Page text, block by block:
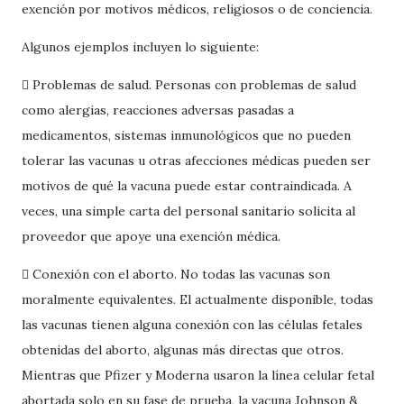
exención por motivos médicos, religiosos o de conciencia.
Algunos ejemplos incluyen lo siguiente:
 Problemas de salud. Personas con problemas de salud
como alergias, reacciones adversas pasadas a
medicamentos, sistemas inmunológicos que no pueden
tolerar las vacunas u otras afecciones médicas pueden ser
motivos de qué la vacuna puede estar contraindicada. A
veces, una simple carta del personal sanitario solicita al
proveedor que apoye una exención médica.
 Conexión con el aborto. No todas las vacunas son
moralmente equivalentes. El actualmente disponible, todas
las vacunas tienen alguna conexión con las células fetales
obtenidas del aborto, algunas más directas que otros.
Mientras que Pfizer y Moderna usaron la línea celular fetal
abortada solo en su fase de prueba, la vacuna Johnson &